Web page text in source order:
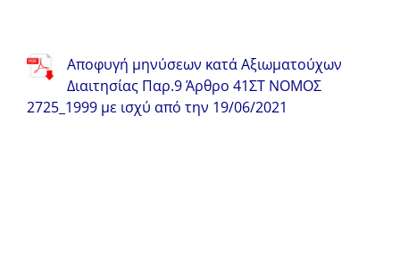
Αποφυγή μηνύσεων κατά Αξιωματούχων
Διαιτησίας Παρ.9 Άρθρο 41ΣΤ ΝΟΜΟΣ
2725_1999 με ισχύ από την 19/06/2021